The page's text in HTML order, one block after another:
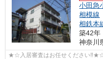
小田急
相模線
相鉄本
築42年
神奈川
★☆入居審査はお任せください‼★☆